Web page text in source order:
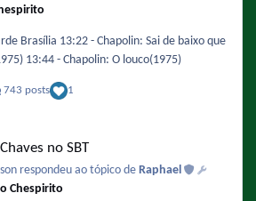
baixo que
13:44 - Chapolin: O louco(1975)
743 posts 1
no SBT
respondeu ao tópico de Raphael
Chespirito